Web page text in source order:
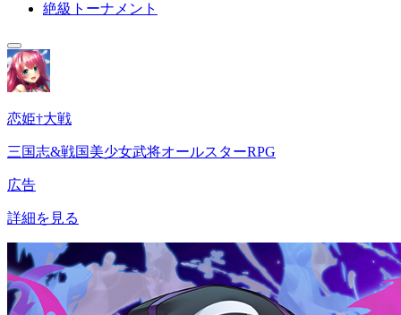
絶級トーナメント
恋姫†大戦
三国志&戦国美少女武将オールスターRPG
広告
詳細を見る